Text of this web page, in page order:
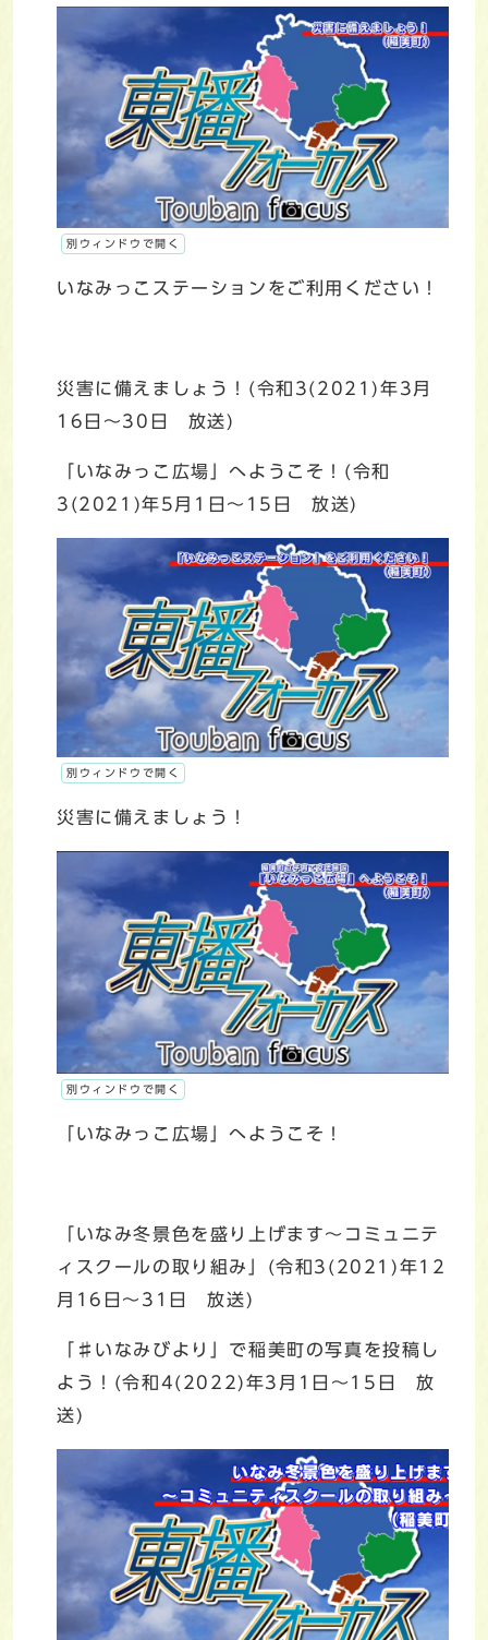
別ウィンドウで開く
いなみっこステーションをご利用ください！
災害に備えましょう！(令和3(2021)年3月
16日～30日 放送)
「いなみっこ広場」へようこそ！(令和
3(2021)年5月1日～15日 放送)
別ウィンドウで開く
災害に備えましょう！
別ウィンドウで開く
「いなみっこ広場」へようこそ！
「いなみ冬景色を盛り上げます～コミュニテ
ィスクールの取り組み」(令和3(2021)年12
月16日～31日 放送)
「♯いなみびより」で稲美町の写真を投稿し
よう！(令和4(2022)年3月1日～15日 放
送)